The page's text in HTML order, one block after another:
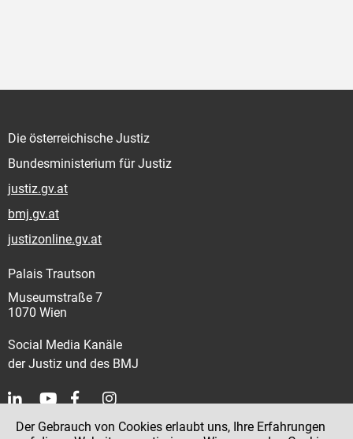
Die österreichische Justiz
Bundesministerium für Justiz
justiz.gv.at
bmj.gv.at
justizonline.gv.at
Palais Trautson
Museumstraße 7
1070 Wien
Social Media Kanäle
der Justiz und des BMJ
Kontakt
Der Gebrauch von Cookies erlaubt uns, Ihre Erfahrungen